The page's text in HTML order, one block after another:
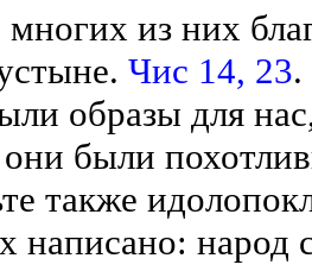
из них
Чис 14, 23.
образы для
они были
также
написано: народ